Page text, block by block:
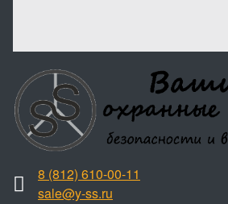
8 (812) 610-00-11
sale@y-ss.ru